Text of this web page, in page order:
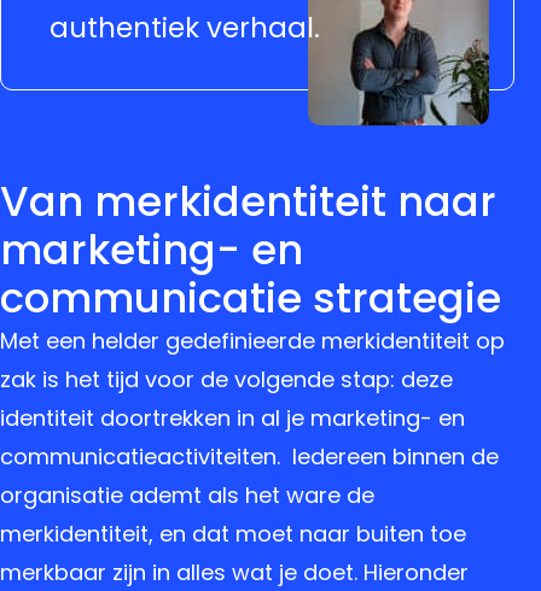
authentiek verhaal.
Van merkidentiteit naar
marketing- en
communicatie strategie
Met een helder gedefinieerde merkidentiteit op
zak is het tijd voor de volgende stap: deze
identiteit doortrekken in al je marketing- en
communicatieactiviteiten. Iedereen binnen de
organisatie ademt als het ware de
merkidentiteit, en dat moet naar buiten toe
merkbaar zijn in alles wat je doet. Hieronder